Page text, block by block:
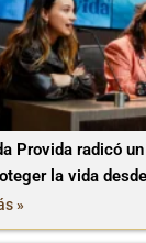
Provida radicó
la vida
»